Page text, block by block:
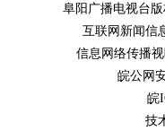
阜阳广播电视台
互联网新闻信
信息网络传播
皖公网
皖
技